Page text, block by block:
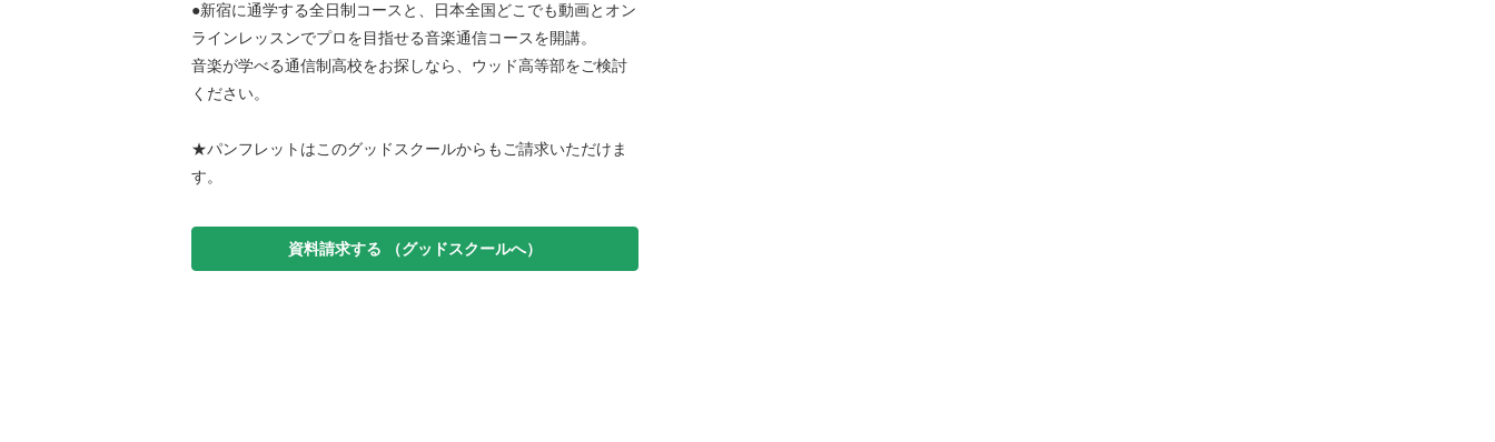
●新宿に通学する全日制コースと、日本全国どこでも動画とオン
ラインレッスンでプロを目指せる音楽通信コースを開講。
音楽が学べる通信制高校をお探しなら、ウッド高等部をご検討
ください。
★パンフレットはこのグッドスクールからもご請求いただけま
す。
資料請求する （グッドスクールへ）